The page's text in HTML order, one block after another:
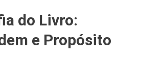
do Livro:
e Propósito